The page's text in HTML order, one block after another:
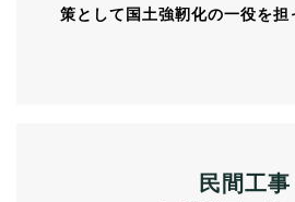
策として国土強靭化の一役を担
民間工事